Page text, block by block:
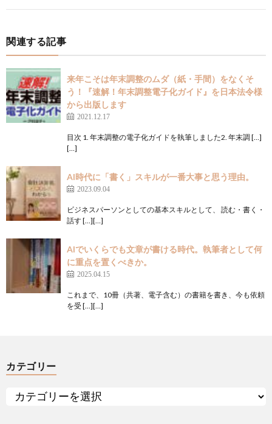
関連する記事
来年こそは年末調整のムダ（紙・手間）をなくそ
う！『速解！年末調整電子化ガイド』を日本法令様
から出版します
2021.12.17
目次 1. 年末調整の電子化ガイドを執筆しました2. 年末調 […]
[…]
AI時代に「書く」スキルが一番大事と思う理由。
2023.09.04
ビジネスパーソンとしての基本スキルとして、 読む・書く・
話す […][…]
AIでいくらでも文章が書ける時代。執筆者として何
に重点を置くべきか。
2025.04.15
これまで、10冊（共著、電子含む）の書籍を書き、今も依頼
を受 […][…]
カテゴリー